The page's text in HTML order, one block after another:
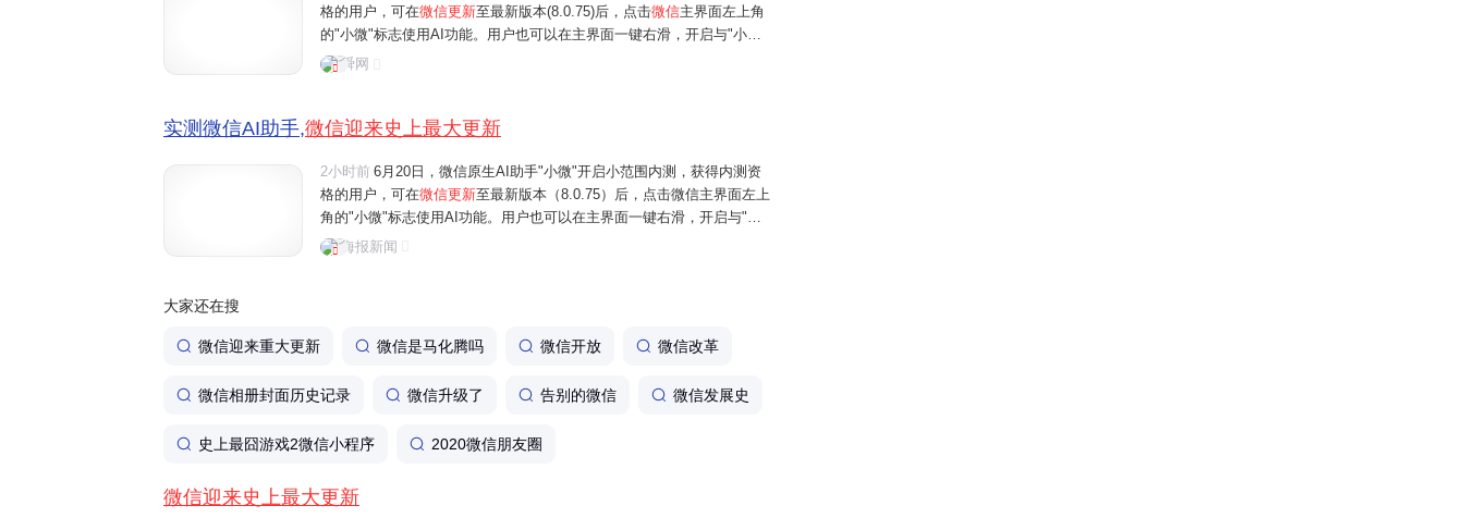
格的用户，可在微信更新至最新版本(8.0.75)后，点击微信主界面左上角
的"小微"标志使用AI功能。用户也可以在主界面一键右滑，开启与"小
微"的互动。界面新闻记者在第一时间体验了"小微"测试版。无论从交互
舜网
实测微信AI助手,微信迎来史上最大更新
2小时前 6月20日，微信原生AI助手"小微"开启小范围内测，获得内测资
格的用户，可在微信更新至最新版本（8.0.75）后，点击微信主界面左上
角的"小微"标志使用AI功能。用户也可以在主界面一键右滑，开启与"小
微"的互动。界面新闻记者在第一时间体验了"小微"测试版。无论从交互
海报新闻
大家还在搜
微信迎来重大更新 微信是马化腾吗 微信开放 微信改革
微信相册封面历史记录 微信升级了 告别的微信 微信发展史
史上最囧游戏2微信小程序 2020微信朋友圈
微信迎来史上最大更新